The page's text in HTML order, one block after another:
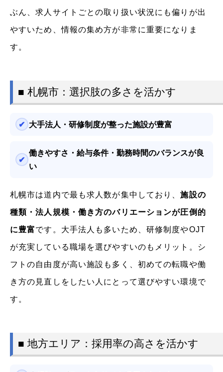
ぶん、求人サイトごとの取り扱い状況にも偏りが出
やすいため、情報の集め方が非常に重要になりま
す。
■ 札幌市：選択肢の多さを活かす
大手法人・研修制度が整った施設が豊富
働きやすさ・給与条件・勤務時間のバランスが良
い
札幌市は道内で最も求人数が集中しており、施設の
種類・法人規模・働き方のバリエーションが圧倒的
に豊富です。大手法人も多いため、研修制度やOJT
が充実している職場を選びやすいのもメリット。シ
フトの自由度が高い施設も多く、初めての転職や働
き方の見直しをしたい人にとって選びやすい環境で
す。
■ 地方エリア：採用率の高さを活かす